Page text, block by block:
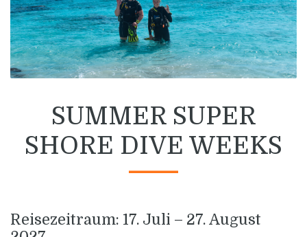
SUMMER SUPER
SHORE DIVE WEEKS
Reisezeitraum: 17. Juli – 27. August